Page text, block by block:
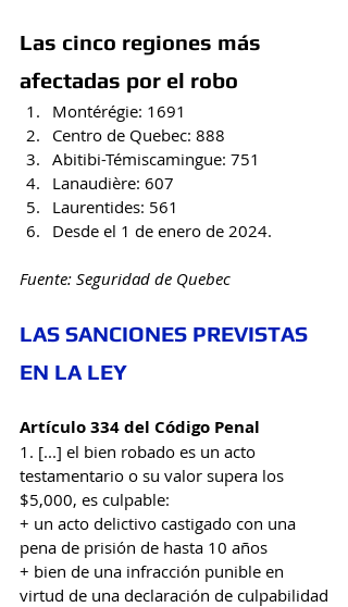
Las cinco regiones más
afectadas por el robo
Montérégie: 1691
Centro de Quebec: 888
Abitibi-Témiscamingue: 751
Lanaudière: 607
Laurentides: 561
Desde el 1 de enero de 2024.
Fuente: Seguridad de Quebec
LAS SANCIONES PREVISTAS
EN LA LEY
Artículo 334 del Código Penal
1. [...] el bien robado es un acto
testamentario o su valor supera los
$5,000, es culpable:
+ un acto delictivo castigado con una
pena de prisión de hasta 10 años
+ bien de una infracción punible en
virtud de una declaración de culpabilidad